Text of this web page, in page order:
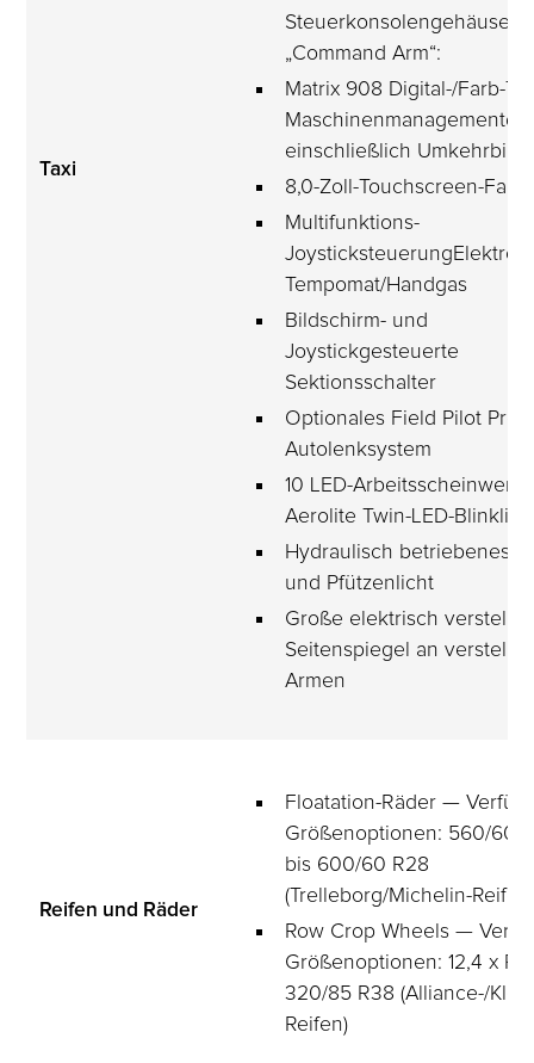
Taxi
Steuerkonsolengehäuse
„Command Arm“:
Matrix 908 Digital-/Farb-
einschließlich
8,0-Zoll-Touchscreen-
Multifunktions-
Tempomat/Handgas
Bildschirm- und
Joystickgesteuerte
Sektionsschalter
Optionales Field Pilot Pro
Autolenksystem
10 LED-
Aerolite Twin-LED-
Hydraulisch betriebenes
und Pfützenlicht
Große elektrisch
Seitenspiegel an
Armen
Reifen und Räder
Floatation-Räder —
Größenoptionen: 560/60
bis 600/60 R28
(Trelleborg/Michelin-
Row Crop Wheels —
Größenoptionen: 12,4 x
320/85 R38 (Alliance-/
Reifen)